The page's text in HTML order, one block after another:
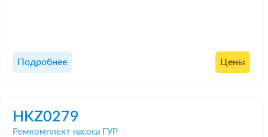
Подробнее Цены
HKZ0279
Ремкомплект насоса ГУР